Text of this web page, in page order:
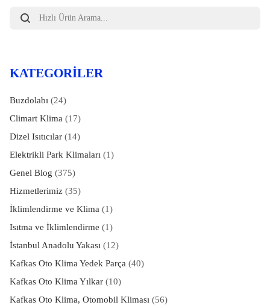
search
KATEGORILER
Buzdolabı (24)
Climart Klima (17)
Dizel Isıtıcılar(14)
Elektrikli Park Klimaları (1)
Genel Blog (375)
Hizmetlerimiz(35)
İklimlendirme ve Klima (1)
Isıtma ve İklimlendirme (1)
İstanbul Anadolu Yakası (12)
Kafkas Oto Klima Yedek Parça (40)
Kafkas Oto Klima Yılkar(10)
Kafkas Oto Klima, Otomobil Kliması (56)